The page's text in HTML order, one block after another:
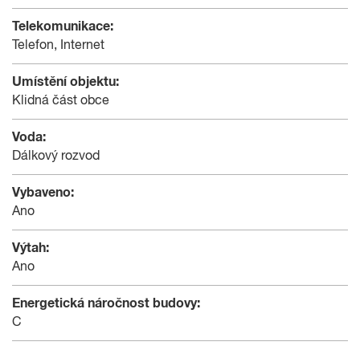
Telekomunikace:
Telefon, Internet
Umístění objektu:
Klidná část obce
Voda:
Dálkový rozvod
Vybaveno:
Ano
Výtah:
Ano
Energetická náročnost budovy:
C